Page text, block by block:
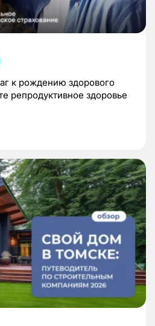
к рождению здорового
репродуктивное здоровье